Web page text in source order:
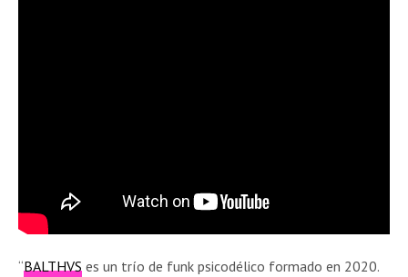
“BALTHVS es un trío de funk psicodélico formado en 2020.